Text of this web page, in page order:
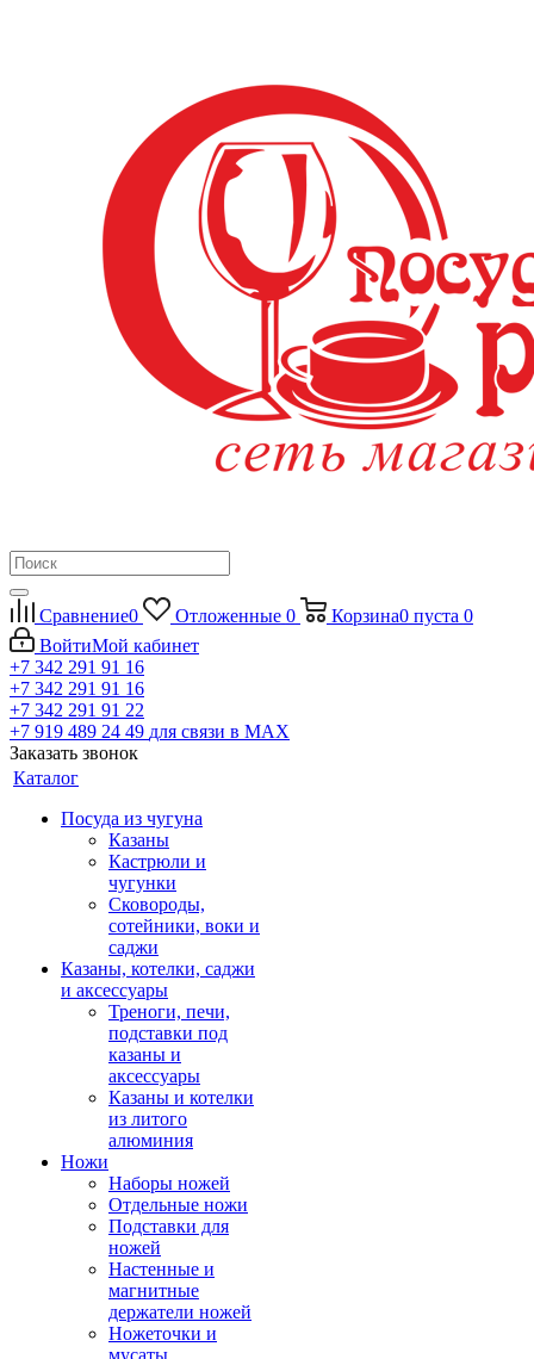
Сравнение0 Отложенные 0 Корзина0 пуста 0
ВойтиМой кабинет
+7 342 291 91 16
+7 342 291 91 16
+7 342 291 91 22
+7 919 489 24 49 для связи в МАХ
Заказать звонок
Каталог
Посуда из чугуна
Казаны
Кастрюли и
чугунки
Сковороды,
сотейники, воки и
саджи
Казаны, котелки, саджи
и аксессуары
Треноги, печи,
подставки под
казаны и
аксессуары
Казаны и котелки
из литого
алюминия
Ножи
Наборы ножей
Отдельные ножи
Подставки для
ножей
Настенные и
магнитные
держатели ножей
Ножеточки и
мусаты